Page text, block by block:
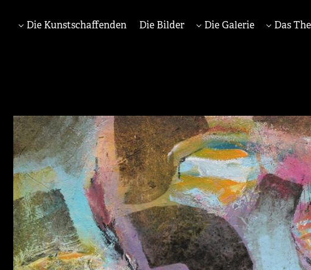
Die Kunstschaffenden Die Bilder Die Galerie Das